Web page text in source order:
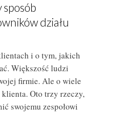
działu
i o tym, jakich
Większość ludzi
firmie. Ale o wiele
Oto trzy rzeczy,
swojemu zespołowi